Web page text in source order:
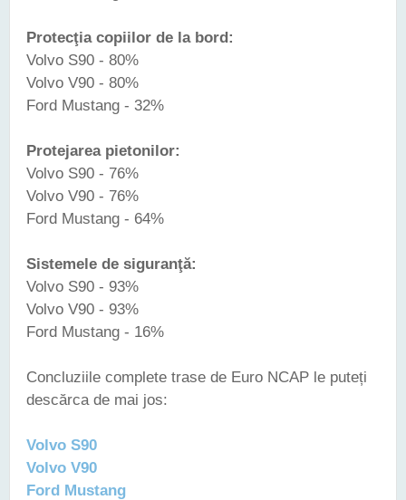
Protecţia copiilor de la bord:
Volvo S90 - 80%
Volvo V90 - 80%
Ford Mustang - 32%
Protejarea pietonilor:
Volvo S90 - 76%
Volvo V90 - 76%
Ford Mustang - 64%
Sistemele de siguranţă:
Volvo S90 - 93%
Volvo V90 - 93%
Ford Mustang - 16%
Concluziile complete trase de Euro NCAP le puteți
descărca de mai jos:
Volvo S90
Volvo V90
Ford Mustang